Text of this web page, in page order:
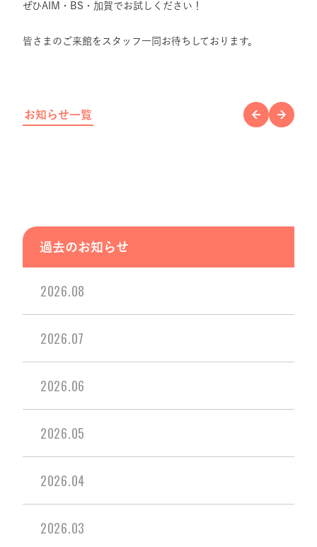
ぜひAIM・BS・加賀でお試しください！
皆さまのご来館をスタッフ一同お待ちしております。
お知らせ一覧
過去のお知らせ
2026.08
2026.07
2026.06
2026.05
2026.04
2026.03